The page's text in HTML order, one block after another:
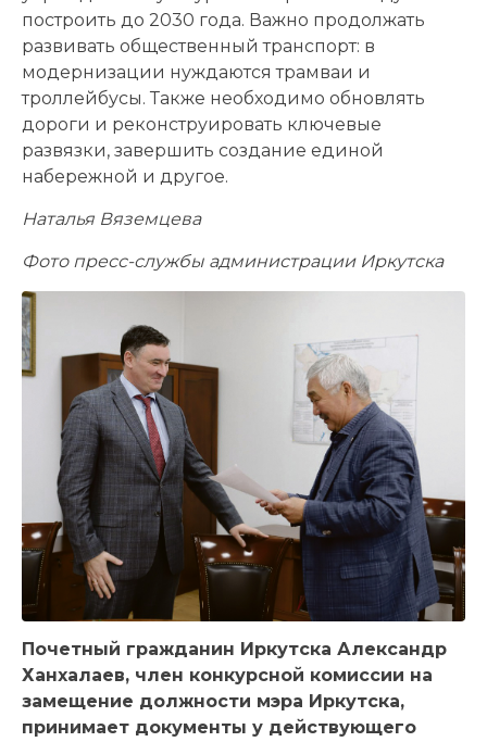
построить до 2030 года. Важно продолжать
развивать общественный транспорт: в
модернизации нуждаются трамваи и
троллейбусы. Также необходимо обновлять
дороги и реконструировать ключевые
развязки, завершить создание единой
набережной и другое.
Наталья Вяземцева
Фото пресс-службы администрации Иркутска
Почетный гражданин Иркутска Александр
Ханхалаев, член конкурсной комиссии на
замещение должности мэра Иркутска,
принимает документы у действующего